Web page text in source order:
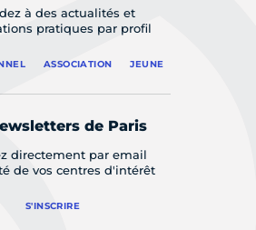
à des actualités et
pratiques par profil
ASSOCIATION JEUNE
de Paris
directement par email
de vos centres d'intérêt
S'INSCRIRE